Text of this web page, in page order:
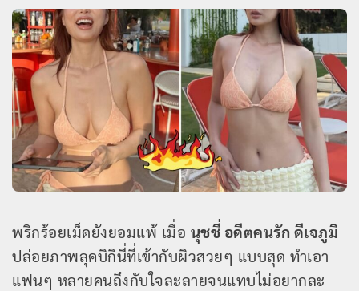
พริกร้อยเม็ดยังยอมแพ้ เมื่อ นุชชี่ อดีตคนรัก ดีเจภูมิ
ปล่อยภาพลุคบิกินี่ที่เข้ากับผิวสวยๆ แบบสุด ทำเอา
แฟนๆ หลายคนถึงกับใจละลายจนแทบไม่อยากละ